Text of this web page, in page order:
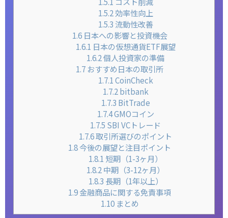
1.5.2効率性向上
1.5.3 流動性改善
1.6日本への影響と投資機会
1.6.1 日本の仮想通貨ETF展望
1.6.2個人投資家の準備
1.7 おすすめ日本の取引所
1.7.1CoinCheck
1.7.2bitbank
1.7.3 BitTrade
1.7.4GMOコイン
1.7.5 SBI VCトレード
1.7.6取引所選びのポイント
1.8今後の展望と注目ポイント
1.8.1 短期（1-3ヶ月）
1.8.2中期（3-12ヶ月）
1.8.3 長期（1年以上）
1.9金融商品に関する免責事項
1.10まとめ